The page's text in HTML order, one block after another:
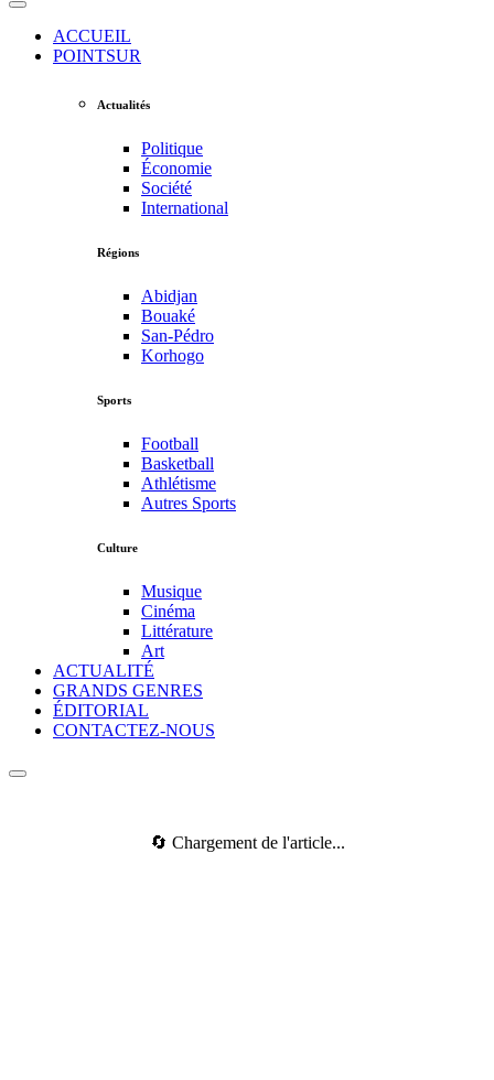
ACCUEIL
POINTSUR
Actualités
Politique
Économie
Société
International
Régions
Abidjan
Bouaké
San-Pédro
Korhogo
Sports
Football
Basketball
Athlétisme
Autres Sports
Culture
Musique
Cinéma
Littérature
Art
ACTUALITÉ
GRANDS GENRES
ÉDITORIAL
CONTACTEZ-NOUS
🔄 Chargement de l'article...